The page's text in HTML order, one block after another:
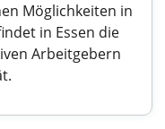
Möglichkeiten in
in Essen die
Arbeitgebern